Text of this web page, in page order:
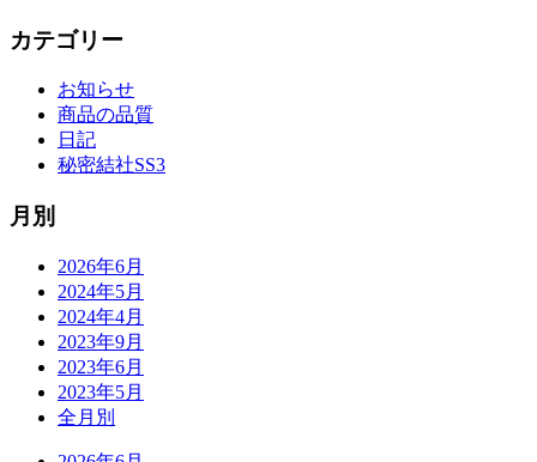
カテゴリー
お知らせ
商品の品質
日記
秘密結社SS3
月別
2026年6月
2024年5月
2024年4月
2023年9月
2023年6月
2023年5月
全月別